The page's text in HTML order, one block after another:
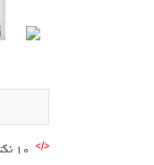
10 نکته مهم و اساسی در بهینه سازی کدهای Css